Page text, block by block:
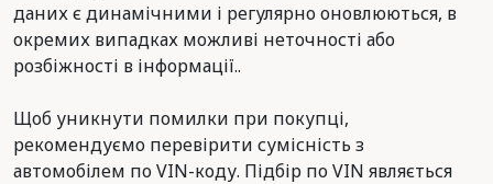
даних є динамічними і регулярно оновлюються, в
окремих випадках можливі неточності або
розбіжності в інформації..
Щоб уникнути помилки при покупці,
рекомендуємо перевірити сумісність з
автомобілем по VIN-коду. Підбір по VIN являється